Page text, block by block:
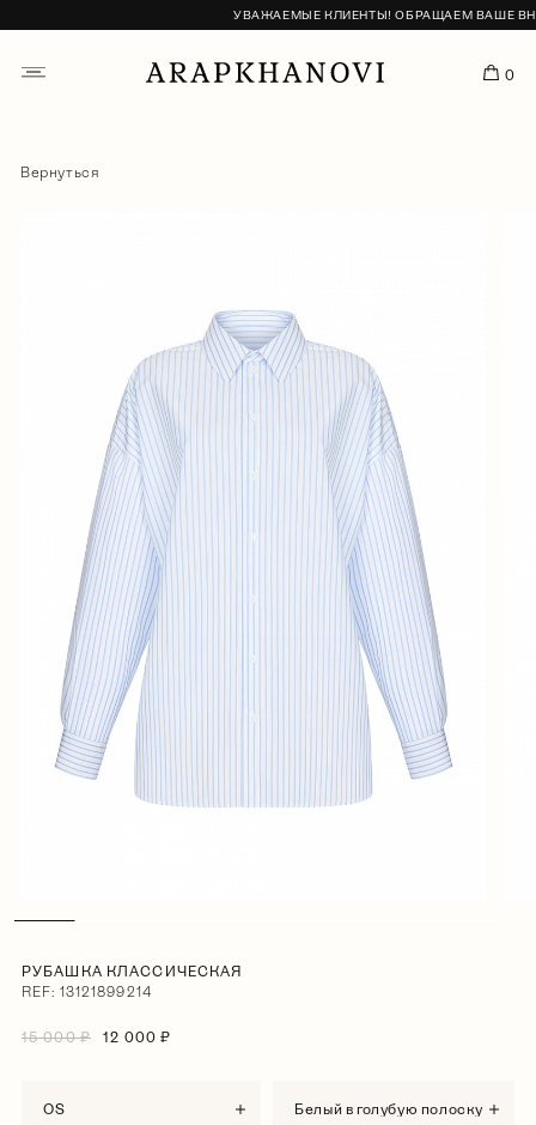
УВАЖАЕМЫЕ КЛИЕНТЫ! ОБРАЩАЕМ ВАШЕ
0
Вернуться
РУБАШКА КЛАССИЧЕСКАЯ
REF: 13121899214
15 000 ₽ 12 000 ₽
OS белый в голубую полоску